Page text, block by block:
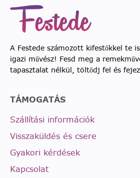
A Festede számozott kifestőkkel te
igazi művész! Fesd meg a
tapasztalat nélkül, töltődj fel és
TÁMOGATÁS
Szállítási információk
Visszaküldés és csere
Gyakori kérdések
Kapcsolat